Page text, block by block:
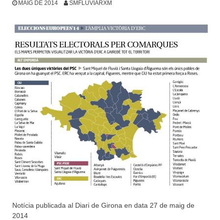
MAIG DE 2014 SMFLUVIARXM
Notícia publicada al Diari de Girona en data 27 de maig de
2014